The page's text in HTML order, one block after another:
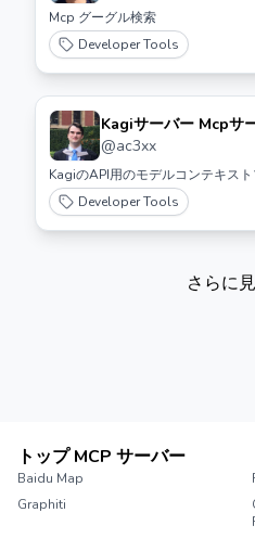
Mcp グーグル検索
Developer Tools
Kagiサーバー Mcpサ
@ac3xx
KagiのAPI用のモデルコンテキス
Developer Tools
さらに
トップ MCP サーバー
Baidu Map
Graphiti